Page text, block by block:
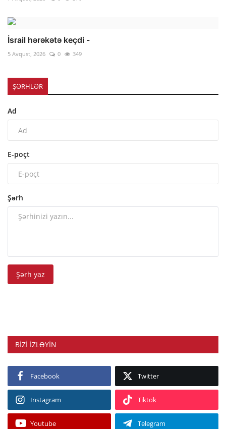
İsrail hərəkətə keçdi -
5 Avqust, 2026 0 349
ŞƏRHLƏR
Ad
E-poçt
Şərh
Şərh yaz
BIZI IZLƏYIN
Facebook Twitter
Instagram Tiktok
Youtube Telegram